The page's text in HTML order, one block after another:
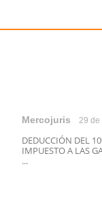
Mercojuris 29 de
DEDUCCIÓN DEL
IMPUESTO A LAS
...